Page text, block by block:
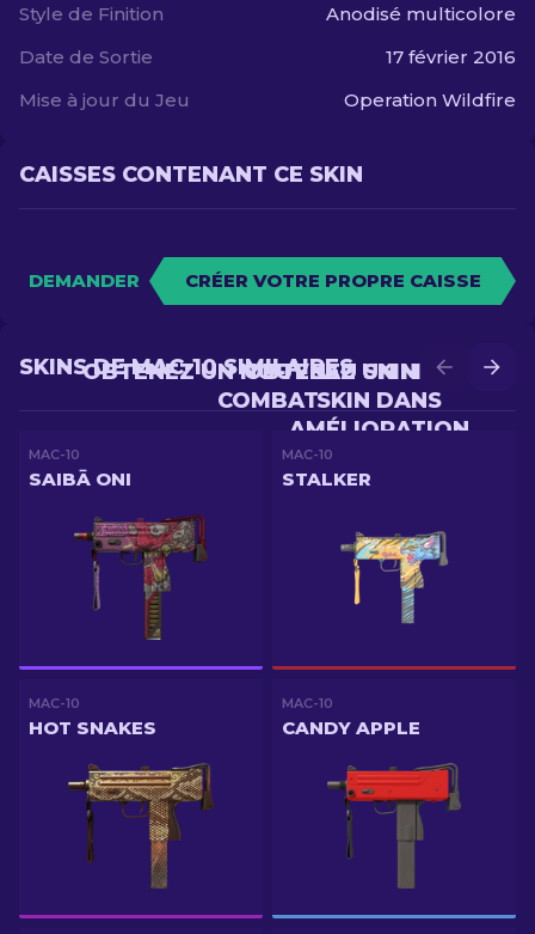
Style de Finition
Anodisé multicolore
Date de Sortie
17 février 2016
Mise à jour du Jeu
Operation Wildfire
CAISSES CONTENANT CE SKIN
DEMANDER CRÉER VOTRE PROPRE CAISSE
OBTENEZ UN MEILLEUR
SKIN DANS
AMÉLIORATION
OBTENEZ UN NOUVEAU SKIN EN
COMBAT
SKINS DE MAC-10 SIMILAIRES
MAC-10
SAIBĀ ONI
MAC-10
STALKER
MAC-10
HOT SNAKES
MAC-10
CANDY APPLE